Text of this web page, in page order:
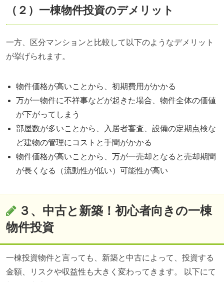
（２）一棟物件投資のデメリット
一方、区分マンションと比較して以下のようなデメリット
が挙げられます。
物件価格が高いことから、初期費用がかかる
万が一物件に不祥事などが起きた場合、物件全体の価値
が下がってしまう
部屋数が多いことから、入居者審査、設備の定期点検な
ど建物の管理にコストと手間がかかる
物件価格が高いことから、万が一売却となると売却期間
が長くなる（流動性が低い）可能性が高い
３、中古と新築！初心者向きの一棟
物件投資
一棟投資物件と言っても、新築と中古によって、投資する
金額、リスクや収益性も大きく変わってきます。 以下にて